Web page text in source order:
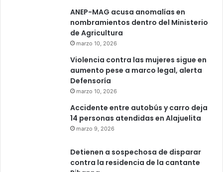
ANEP-MAG acusa anomalías en
nombramientos dentro del Ministerio
de Agricultura
marzo 10, 2026
Violencia contra las mujeres sigue en
aumento pese a marco legal, alerta
Defensoría
marzo 10, 2026
Accidente entre autobús y carro deja
14 personas atendidas en Alajuelita
marzo 9, 2026
Detienen a sospechosa de disparar
contra la residencia de la cantante